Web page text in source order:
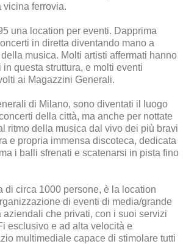
vicina ferrovia.
una location per eventi. Dapprima
in diretta diventando mano a
musica. Molti artisti affermati hanno
questa struttura, e molti eventi
ai Magazzini Generali.
di Milano, sono diventati il luogo
della città, ma anche per nottate
ritmo della musica dal vivo dei più bravi
e propria immensa discoteca, dedicata
i balli sfrenati e scatenarsi in pista fino
di circa 1000 persone, è la location
di eventi di media/grande
che privati, con i suoi servizi
esclusivo e ad alta velocità e
multimediale capace di stimolare tutti